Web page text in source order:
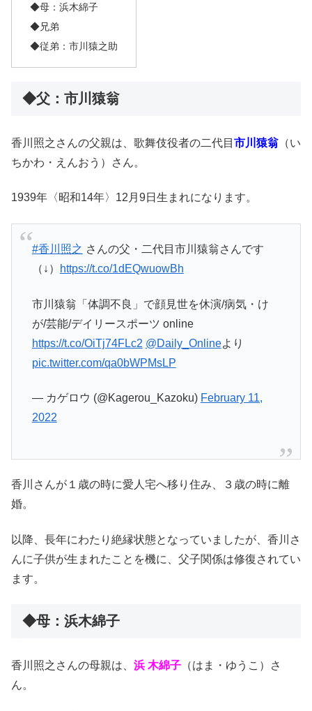
◆母：浜木綿子
◆兄弟
◆従弟：市川猿之助
◆父：市川猿翁
香川照之さんの父親は、歌舞伎役者の二代目 市川猿翁 （い
ちかわ・えんおう）さん。
1939年〈昭和14年〉12月9日生まれになります。
#香川照之 さんの父・二代目市川猿翁さんです
（↓）
https://t.co/1dEQwuowBh
市川猿翁「体調不良」で顔見世を休演/病気・け
が/芸能/デイリースポーツ online
https://t.co/OiTj74FLc2 @Daily_Onlineより
pic.twitter.com/qa0bWPMsLP
— カゲロウ (@Kagerou_Kazoku) February 11,
2022
香川さんが１歳の時に愛人宅へ移り住み、３歳の時に離
婚。
以降、長年にわたり絶縁状態となっていましたが、香川さ
んに子供が生まれたことを機に、父子関係は修復されてい
ます。
◆母：浜木綿子
香川照之さんの母親は、 浜 木綿子 （はま・ゆうこ）さ
ん。